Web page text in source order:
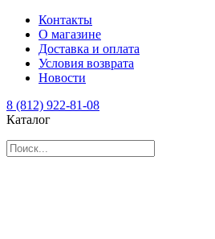
Контакты
О магазине
Доставка и оплата
Условия возврата
Новости
8 (812) 922-81-08
Каталог